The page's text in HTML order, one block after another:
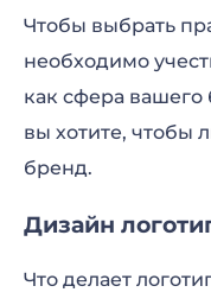
Чтобы выбрать
необходимо
как сфера вашего
вы хотите, чтобы
бренд.
Дизайн
Что делает